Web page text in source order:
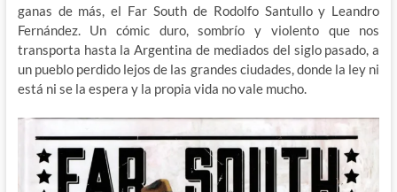
ganas de más, el Far South de Rodolfo Santullo y Leandro
Fernández. Un cómic duro, sombrío y violento que nos
transporta hasta la Argentina de mediados del siglo pasado, a
un pueblo perdido lejos de las grandes ciudades, donde la ley ni
está ni se la espera y la propia vida no vale mucho.